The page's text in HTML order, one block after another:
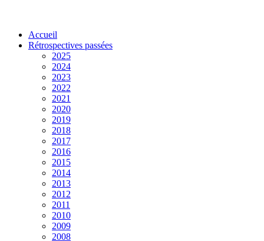
Accueil
Rétrospectives passées
2025
2024
2023
2022
2021
2020
2019
2018
2017
2016
2015
2014
2013
2012
2011
2010
2009
2008